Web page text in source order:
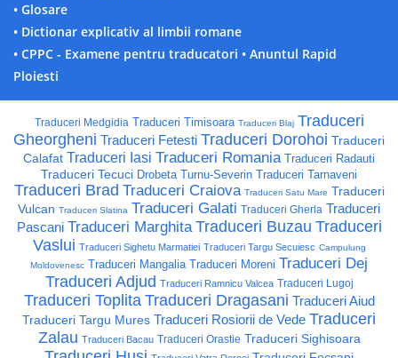
• Glosare
• Dictionar explicativ al limbii romane
• CPPC - Examene pentru traducatori • Anuntul Rapid
Ploiesti
Traduceri Medgidia Traduceri Timisoara Traduceri Blaj Traduceri
Gheorgheni Traduceri Fetesti Traduceri Dorohoi Traduceri
Calafat Traduceri Iasi Traduceri Romania Traduceri Radauti
Traduceri Tecuci Drobeta Turnu-Severin Traduceri Tarnaveni
Traduceri Brad Traduceri Craiova Traduceri Satu Mare Traduceri
Vulcan Traduceri Slatina Traduceri Galati Traduceri Gherla Traduceri
Pascani Traduceri Marghita Traduceri Buzau Traduceri
Vaslui Traduceri Sighetu Marmatiei Traduceri Targu Secuiesc Campulung
Moldovenesc Traduceri Mangalia Traduceri Moreni Traduceri Dej
Traduceri Adjud Traduceri Ramnicu Valcea Traduceri Lugoj
Traduceri Toplita Traduceri Dragasani Traduceri Aiud
Traduceri Targu Mures Traduceri Rosiorii de Vede Traduceri
Zalau Traduceri Bacau Traduceri Orastie Traduceri Sighisoara